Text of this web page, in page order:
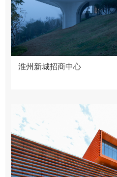
组
织
机
构
构
章
程
条
例
概
念
方
程
项
目
学
术
会
员
活
动
专
会
公
淮州新城招商中心